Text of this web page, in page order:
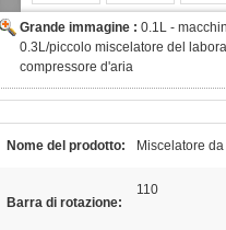
Grande immagine : 0.1L -
0.3L/piccolo miscelatore del
compressore d'aria
Nome del prodotto: Miscelatore
Barra di rotazione:
110